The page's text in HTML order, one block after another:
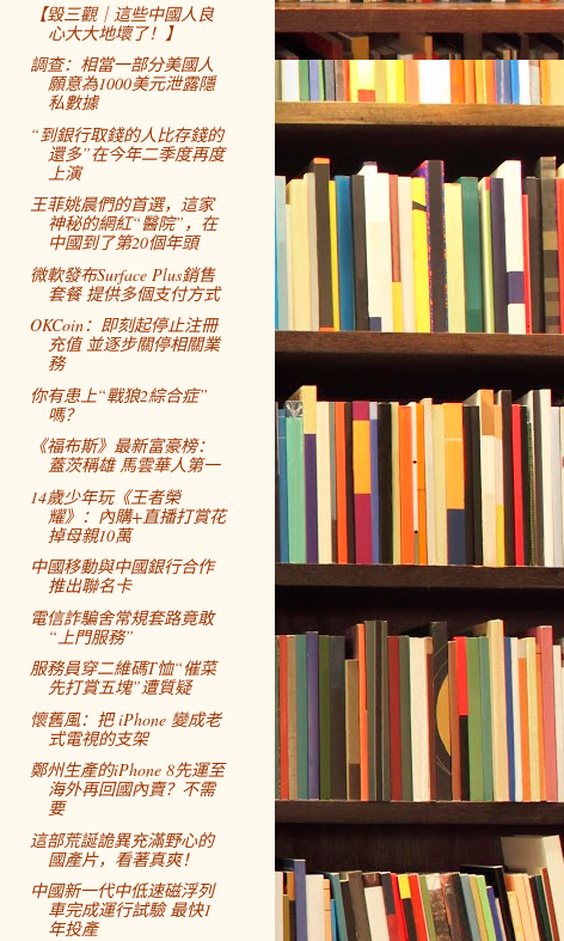
【毀三觀｜這些中國人良
心大大地壞了！】
調查：相當一部分美國人
願意為1000美元泄露隱
私數據
“到銀行取錢的人比存錢的
還多”在今年二季度再度
上演
王菲姚晨們的首選，這家
神秘的網紅“醫院”，在
中國到了第20個年頭
微軟發布Surface Plus銷售
套餐 提供多個支付方式
OKCoin：即刻起停止注冊
充值 並逐步關停相關業
務
你有患上“戰狼2綜合症”
嗎？
《福布斯》最新富豪榜：
蓋茨稱雄 馬雲華人第一
14歲少年玩《王者榮
耀》：內購+直播打賞花
掉母親10萬
中國移動與中國銀行合作
推出聯名卡
電信詐騙舍常規套路竟敢
“上門服務”
服務員穿二維碼T恤“催菜
先打賞五塊”遭質疑
懷舊風：把 iPhone 變成老
式電視的支架
鄭州生產的iPhone 8先運至
海外再回國內賣？不需
要
這部荒誕詭異充滿野心的
國產片，看著真爽！
中國新一代中低速磁浮列
車完成運行試驗 最快1
年投產